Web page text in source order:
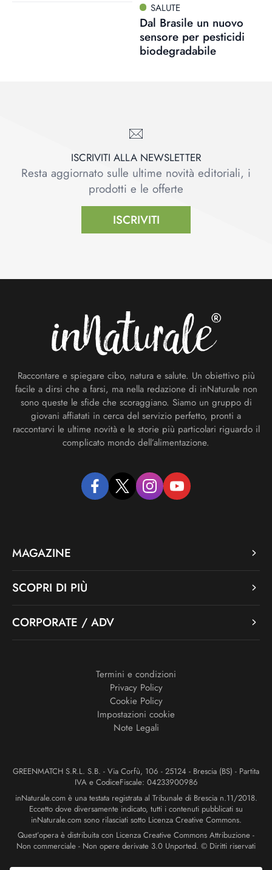
SALUTE
Dal Brasile un nuovo
sensore per pesticidi
biodegradabile
ISCRIVITI ALLA NEWSLETTER
Resta aggiornato sulle ultime novità editoriali, i
prodotti e le offerte
ISCRIVITI
Raccontare e spiegare cibo, natura e salute. Un obiettivo più
facile a dirsi che a farsi, ma nella redazione di inNaturale non
sono queste le sfide che scoraggiano. Siamo un gruppo di
giovani affiatati in cerca del servizio perfetto, pronti a
raccontarvi le ultime novità e le storie più particolari riguardo il
complicato mondo dell’alimentazione.
facebooktwitter instagramyoutube
MAGAZINE
SCOPRI DI PIÙ
CORPORATE / ADV
Termini e condizioni
Privacy Policy
Cookie Policy
Impostazioni cookie
Note Legali
GREENMATCH S.R.L. S.B. - Via Corfù, 106 - 25124 - Brescia (BS) - Partita
IVA e CodiceFiscale: 04233900986
inNaturale.com è una testata registrata al Tribunale di Brescia n.11/2018.
Eccetto dove diversamente indicato, tutti i contenuti pubblicati su
inNaturale.com sono rilasciati sotto Licenza Creative Commons.
Quest’opera è distribuita con Licenza Creative Commons Attribuzione -
Non commerciale - Non opere derivate 3.0 Unported. © Diritti riservati